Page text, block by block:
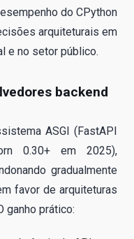
do CPython
arquiteturais em
e no setor público.
backend
ASGI (FastAPI
0.30+ em 2025),
gradualmente
favor de arquiteturas
ganho prático: